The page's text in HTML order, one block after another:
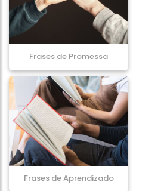
Frases de Promessa
Frases de Aprendizado